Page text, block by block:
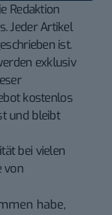
Redaktion
Jeder Artikel
ist.
exklusiv
kostenlos
und bleibt
bei vielen
von
habe,